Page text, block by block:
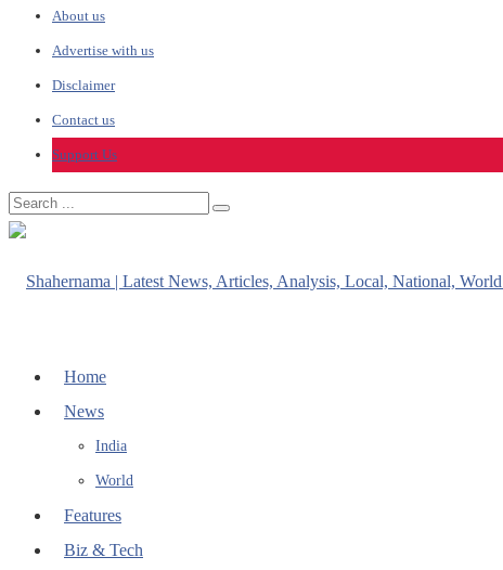
About us
Advertise with us
Disclaimer
Contact us
Support Us
Home
News
India
World
Features
Biz & Tech